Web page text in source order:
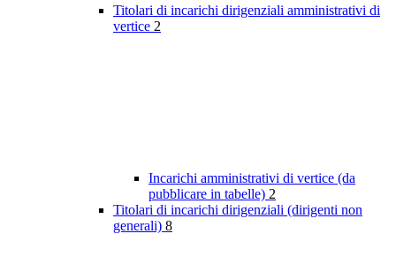
Titolari di incarichi dirigenziali amministrativi di
vertice 2
Incarichi amministrativi di vertice (da
pubblicare in tabelle) 2
Titolari di incarichi dirigenziali (dirigenti non
generali) 8